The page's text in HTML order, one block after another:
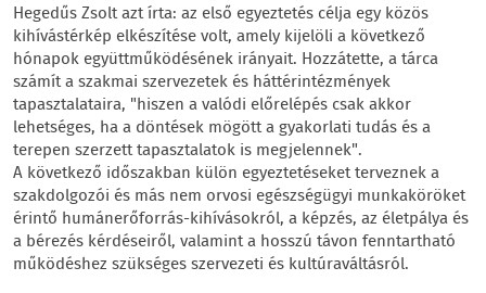
Hegedűs Zsolt azt írta: az első egyeztetés célja egy közös
kihívástérkép elkészítése volt, amely kijelöli a következő
hónapok együttműködésének irányait. Hozzátette, a tárca
számít a szakmai szervezetek és háttérintézmények
tapasztalataira, "hiszen a valódi előrelépés csak akkor
lehetséges, ha a döntések mögött a gyakorlati tudás és a
terepen szerzett tapasztalatok is megjelennek".
A következő időszakban külön egyeztetéseket terveznek a
szakdolgozói és más nem orvosi egészségügyi munkaköröket
érintő humánerőforrás-kihívásokról, a képzés, az életpálya és
a bérezés kérdéseiről, valamint a hosszú távon fenntartható
működéshez szükséges szervezeti és kultúraváltásról.